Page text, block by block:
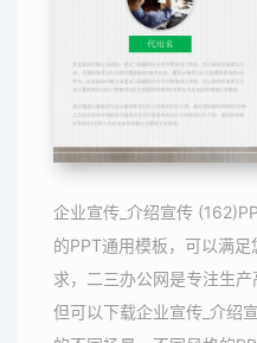
企业宣传_介绍宣传
的PPT通用模板，可以满
求，二三办公网是专注生
但可以下载企业宣传_介绍